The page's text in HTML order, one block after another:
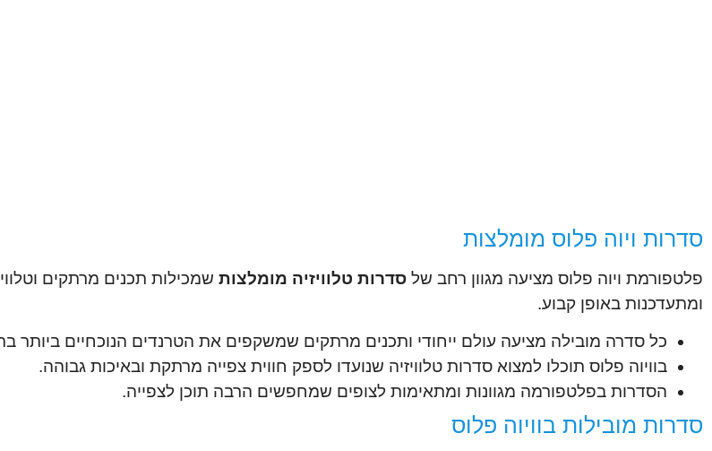
סדרות ויוה פלוס מומלצות
פלטפורמת ויוה פלוס מציעה מגוון רחב של סדרות טלוויזיה מומלצות שמכילות תכנים מרתקים
ומתעדכנות באופן קבוע.
כל סדרה מובילה מציעה עולם ייחודי ותכנים מרתקים שמשקפים את הטרנדים הנוכחיים ביותר
בוויוה פלוס תוכלו למצוא סדרות טלוויזיה שנועדו לספק חווית צפייה מרתקת ובאיכות גבוהה.
הסדרות בפלטפורמה מגוונות ומתאימות לצופים שמחפשים הרבה תוכן לצפייה.
סדרות מובילות בוויוה פלוס